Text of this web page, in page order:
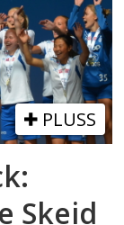
PLUSS
Skeid